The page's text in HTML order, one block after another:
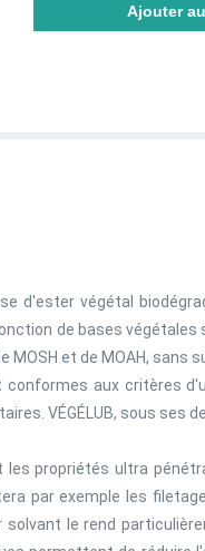
d'ester végétal
de bases
MOSH et de MOAH,
aux critères
VÉGÉLUB, sous
les propriétés ultra
par exemple les
solvant le rend